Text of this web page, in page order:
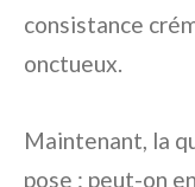
consistance
onctueux.
Maintenant, la
pose : peut-on